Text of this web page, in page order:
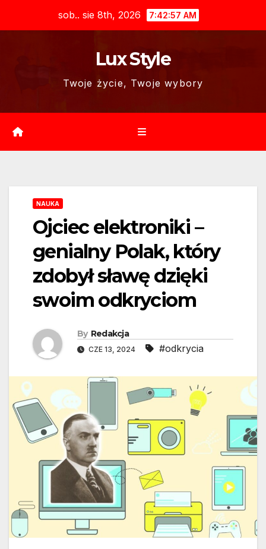
sob.. sie 8th, 2026 7:42:58 AM
Lux Style
Twoje życie, Twoje wybory
NAUKA
Ojciec elektroniki –
genialny Polak, który
zdobył sławę dzięki
swoim odkryciom
By Redakcja
CZE 13, 2024 #odkrycia